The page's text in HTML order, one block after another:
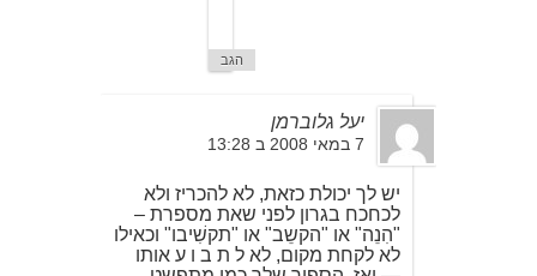
הגב
יעל גלוברמן
7 במאי 2008 ב 13:28
יש לך יכולת כזאת, לא להכריז ולא
לכחכח בגרון לפני שאת מספרת –
"הִנֵה" או "הקשֵב" או "תקשִׁיבו" וכאילו
לא לקחת מקום, לא ל ת ב ו ע אותו